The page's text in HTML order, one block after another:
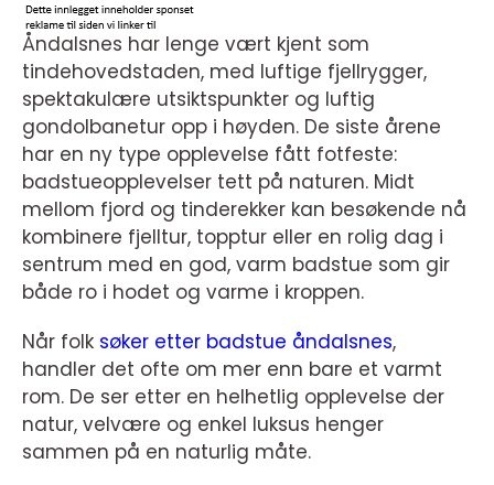
Åndalsnes har lenge vært kjent som
tindehovedstaden, med luftige fjellrygger,
spektakulære utsiktspunkter og luftig
gondolbanetur opp i høyden. De siste årene
har en ny type opplevelse fått fotfeste:
badstueopplevelser tett på naturen. Midt
mellom fjord og tinderekker kan besøkende nå
kombinere fjelltur, topptur eller en rolig dag i
sentrum med en god, varm badstue som gir
både ro i hodet og varme i kroppen.
Når folk søker etter badstue åndalsnes,
handler det ofte om mer enn bare et varmt
rom. De ser etter en helhetlig opplevelse der
natur, velvære og enkel luksus henger
sammen på en naturlig måte.